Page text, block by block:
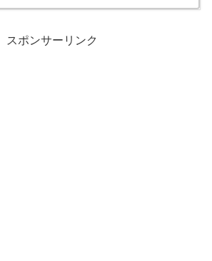
スポンサーリンク